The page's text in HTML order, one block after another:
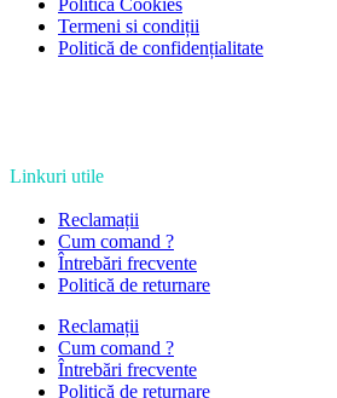
Termeni si condiții
Politică de confidențialitate
Linkuri utile
Reclamații
Cum comand ?
Întrebări frecvente
Politică de returnare
Reclamații
Cum comand ?
Întrebări frecvente
Politică de returnare